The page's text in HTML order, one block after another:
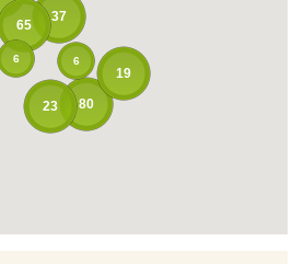
80
19
37
65
23
6
6